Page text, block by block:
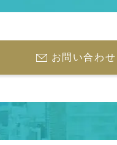
お問い合わせ